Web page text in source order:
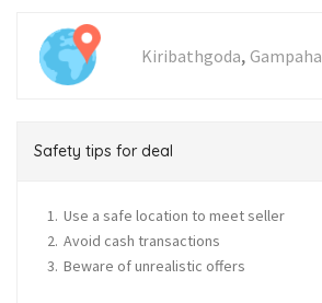
Kiribathgoda, Gampaha
Safety tips for deal
Use a safe location to meet seller
Avoid cash transactions
Beware of unrealistic offers